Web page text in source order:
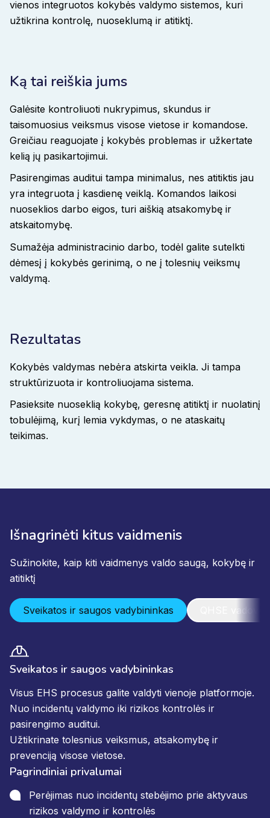
vienos integruotos kokybės valdymo sistemos, kuri
užtikrina kontrolę, nuoseklumą ir atitiktį.
Ką tai reiškia jums
Galėsite kontroliuoti nukrypimus, skundus ir
taisomuosius veiksmus visose vietose ir komandose.
Greičiau reaguojate į kokybės problemas ir užkertate
kelią jų pasikartojimui.
Pasirengimas auditui tampa minimalus, nes atitiktis jau
yra integruota į kasdienę veiklą. Komandos laikosi
nuoseklios darbo eigos, turi aiškią atsakomybę ir
atskaitomybę.
Sumažėja administracinio darbo, todėl galite sutelkti
dėmesį į kokybės gerinimą, o ne į tolesnių veiksmų
valdymą.
Rezultatas
Kokybės valdymas nebėra atskirta veikla. Ji tampa
struktūrizuota ir kontroliuojama sistema.
Pasieksite nuoseklią kokybę, geresnę atitiktį ir nuolatinį
tobulėjimą, kurį lemia vykdymas, o ne ataskaitų
teikimas.
Išnagrinėti kitus vaidmenis
Sužinokite, kaip kiti vaidmenys valdo saugą, kokybę ir
atitiktį
Sveikatos ir saugos vadybininkas
Sveikatos ir saugos vadybininkas
Visus EHS procesus galite valdyti vienoje platformoje.
Nuo incidentų valdymo iki rizikos kontrolės ir
pasirengimo auditui.
Užtikrinate tolesnius veiksmus, atsakomybę ir
prevenciją visose vietose.
Pagrindiniai privalumai
Perėjimas nuo incidentų stebėjimo prie aktyvaus
rizikos valdymo ir kontrolės